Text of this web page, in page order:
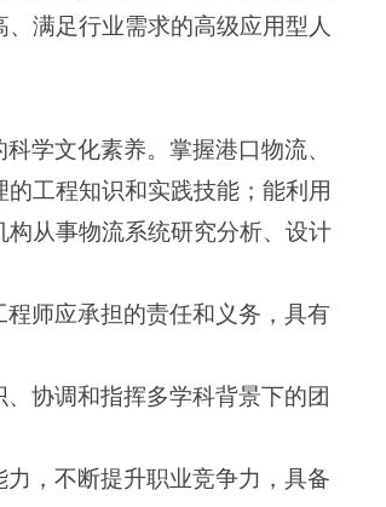
满足行业需求的高级应用型人
学文化素养。掌握港口物流、
工程知识和实践技能；能利用
从事物流系统研究分析、设计
程师应承担的责任和义务，具有
协调和指挥多学科背景下的团
力，不断提升职业竞争力，具备